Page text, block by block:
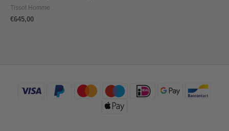
Tissot Homme
€645,00